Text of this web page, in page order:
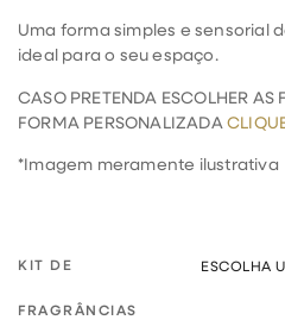
Uma forma simples e sensorial
ideal para o seu espaço.
CASO PRETENDA ESCOLHER AS
FORMA PERSONALIZADA
*Imagem meramente ilustrativa
KIT DE
FRAGRÂNCIAS